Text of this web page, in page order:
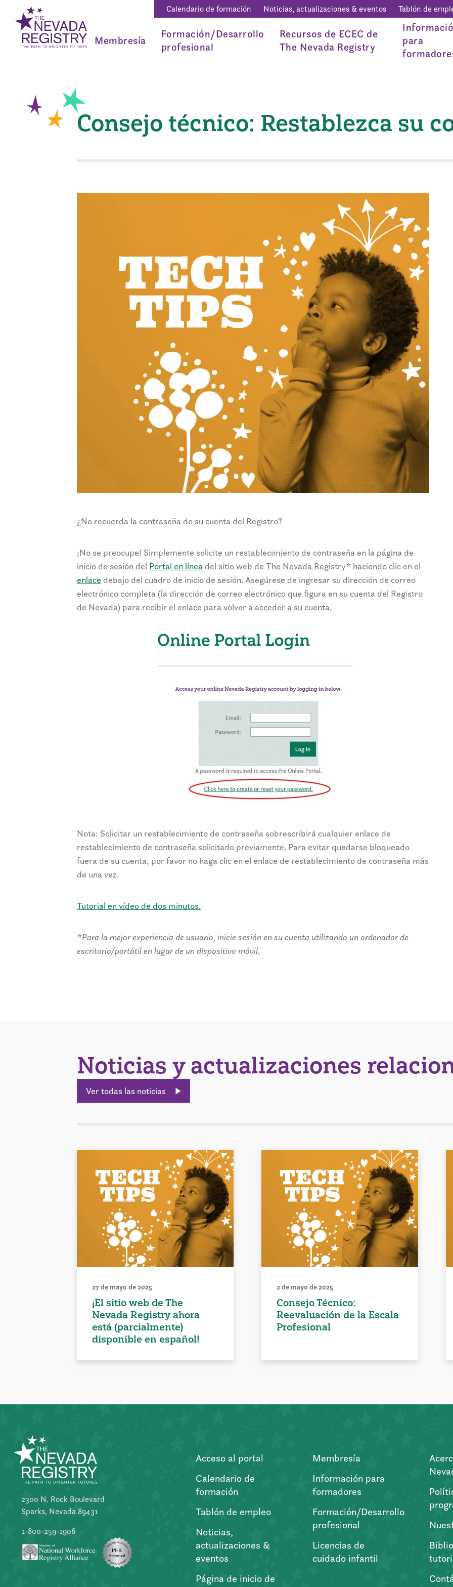
Calendario de formación Noticias, actualizaciones & eventos Tablón de
Membresía
Formación/Desarrollo
profesional
Recursos de ECEC de
The Nevada Registry
para
Consejo técnico: Restablezca su
¿No recuerda la contraseña de su cuenta del Registro?
¡No se preocupe! Simplemente solicite un restablecimiento de contraseña en la página de
inicio de sesión del Portal en línea del sitio web de The Nevada Registry* haciendo clic en el
enlace debajo del cuadro de inicio de sesión. Asegúrese de ingresar su dirección de correo
electrónico completa (la dirección de correo electrónico que figura en su cuenta del Registro
de Nevada) para recibir el enlace para volver a acceder a su cuenta.
Nota: Solicitar un restablecimiento de contraseña sobrescribirá cualquier enlace de
restablecimiento de contraseña solicitado previamente. Para evitar quedarse bloqueado
fuera de su cuenta, por favor no haga clic en el enlace de restablecimiento de contraseña más
de una vez.
Tutorial en vídeo de dos minutos.
*Para la mejor experiencia de usuario, inicie sesión en su cuenta utilizando un ordenador de
escritorio/portátil en lugar de un dispositivo móvil.
Noticias y actualizaciones
Ver todas las noticias
27 de mayo de 2025
¡El sitio web de The
Nevada Registry ahora
está (parcialmente)
disponible en español!
2 de mayo de 2025
Consejo Técnico:
Reevaluación de la Escala
Profesional
2300 N. Rock Boulevard
Sparks, Nevada 89431
1-800-259-1906
Acceso al portal
Calendario de
formación
Tablón de empleo
Noticias,
actualizaciones &
eventos
Página de inicio de
Membresía
Información para
formadores
Formación/Desarrollo
profesional
Licencias de
cuidado infantil